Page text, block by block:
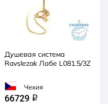
Душевая система
Ravslezak Лабе L081.5/3Z
Чехия
66729 q